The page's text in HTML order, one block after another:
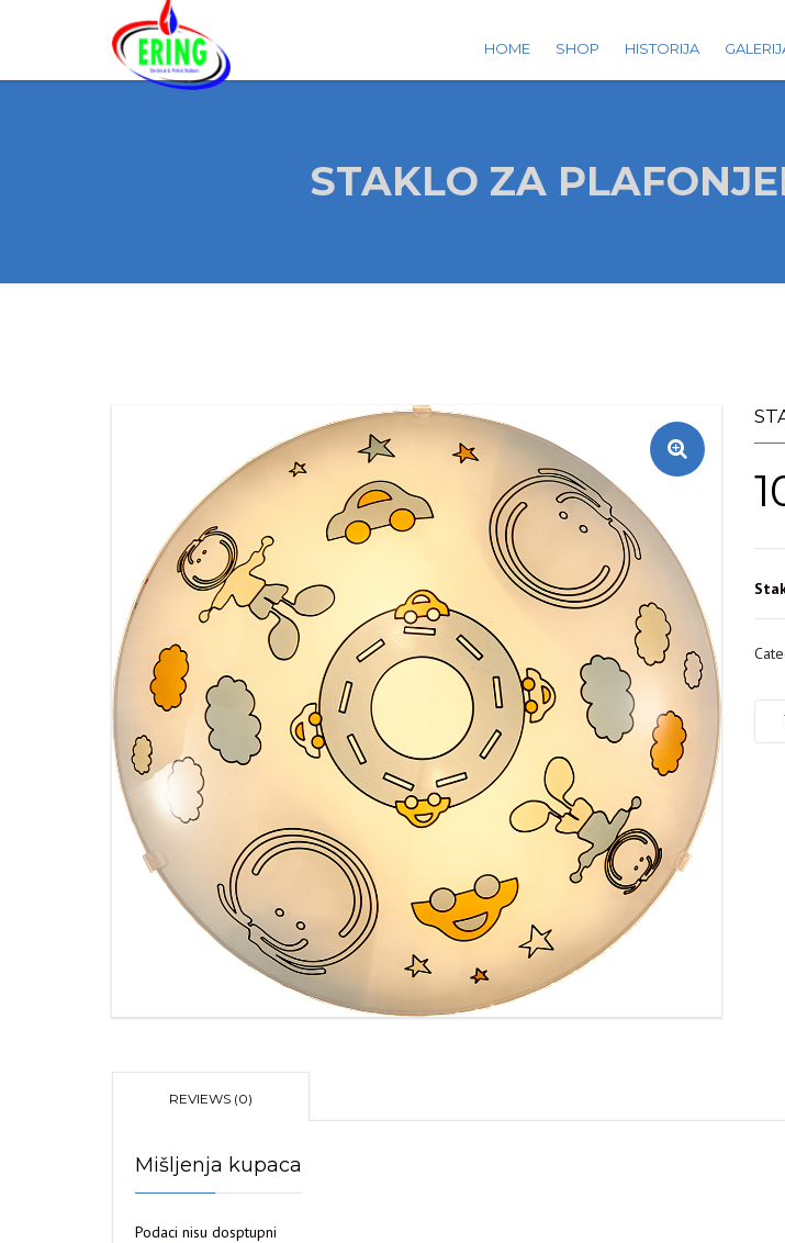
HOME SHOP HISTORIJA
STAKLO ZA
REVIEWS (0)
Mišljenja kupaca
Podaci nisu dosptupni